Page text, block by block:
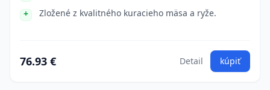
Zložené z kvalitného kuracieho mäsa a ryže.
76.93 € Detail kúpiť